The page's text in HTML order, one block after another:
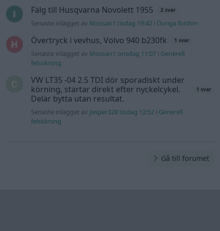
Fälg till Husqvarna Novolett 1955 2 svar
Senaste inlägget av Mossan1 tisdag 19:42 i Övriga fordon
Övertryck i vevhus, Volvo 940 b230fk 1 svar
Senaste inlägget av Mossan1 onsdag 11:07 i Generell
felsökning
VW LT35 -04 2.5 TDI dör sporadiskt under
körning, startar direkt efter nyckelcykel.
Delar bytta utan resultat.
1 svar
Senaste inlägget av Jesper328 tisdag 12:52 i Generell
felsökning
Gå till forumet